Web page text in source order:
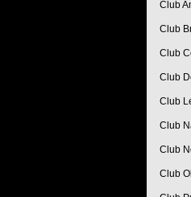
Club
Club
Club
Club
Club
Club
Club
Club